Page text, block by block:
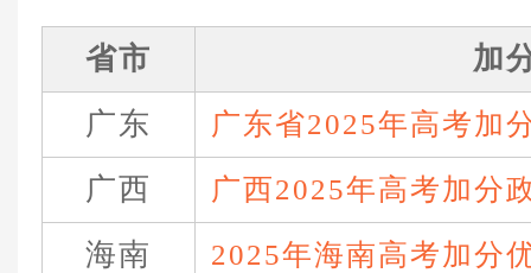
省市
加
广东
广东省2025年高考加
广西 广西2025年高考加分
海南 2025年海南高考加分